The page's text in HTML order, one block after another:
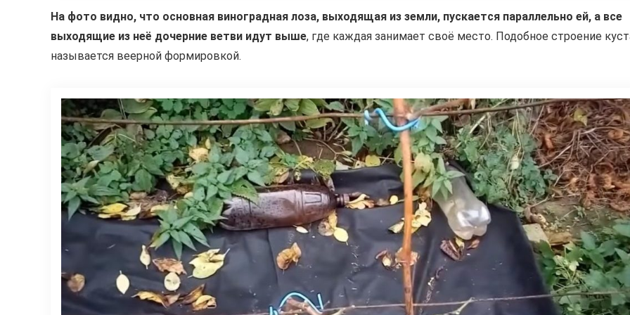
На фото видно, что основная виноградная лоза, выходящая из земли, пускается параллельно ей, а все
выходящие из неё дочерние ветви идут выше, где каждая занимает своё место. Подобное строение
называется веерной формировкой.